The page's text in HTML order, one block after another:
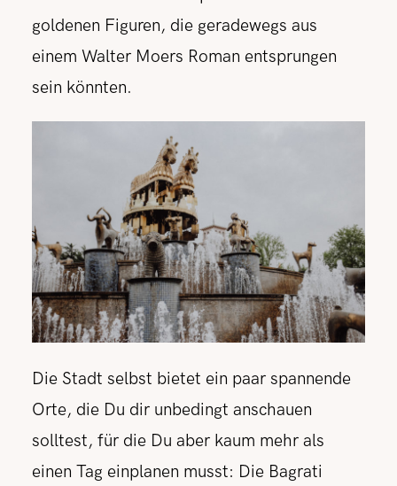
goldenen Figuren, die geradewegs aus
einem Walter Moers Roman entsprungen
sein könnten.
Die Stadt selbst bietet ein paar spannende
Orte, die Du dir unbedingt anschauen
solltest, für die Du aber kaum mehr als
einen Tag einplanen musst: Die Bagrati